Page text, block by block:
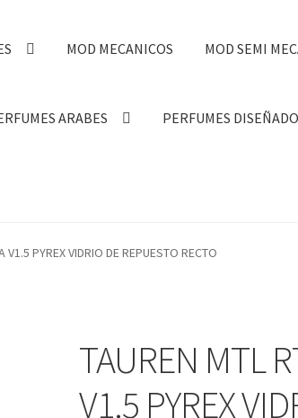
MOD MECANICOS MOD SEMI
ARABES PERFUMES
V1.5 PYREX VIDRIO DE REPUESTO RECTO
TAUREN MTL
V1.5 PYREX